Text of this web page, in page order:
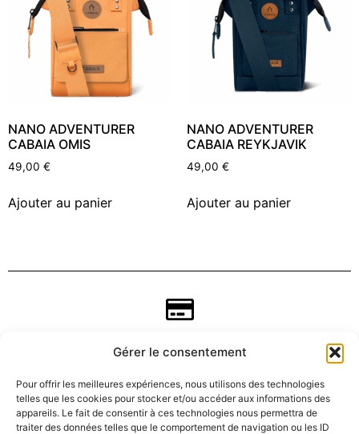
Gérer le consentement
Pour offrir les meilleures expériences, nous utilisons des technologies
telles que les cookies pour stocker et/ou accéder aux informations des
appareils. Le fait de consentir à ces technologies nous permettra de
traiter des données telles que le comportement de navigation ou les ID
NANO ADVENTURER
CABAIA OMIS
49,00 €
Ajouter au panier
NANO ADVENTURER
CABAIA REYKJAVIK
49,00 €
Ajouter au panier